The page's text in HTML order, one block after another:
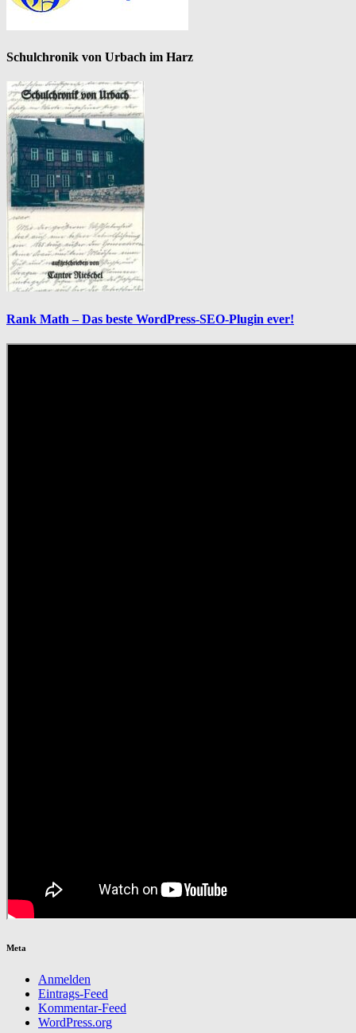
Schulchronik von Urbach im Harz
Rank Math – Das beste WordPress-SEO-Plugin ever!
Meta
Anmelden
Eintrags-Feed
Kommentar-Feed
WordPress.org